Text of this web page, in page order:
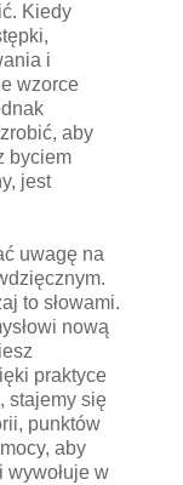
Kiedy
i
wzorce
aby
byciem
jest
uwagę na
to słowami.
nową
praktyce
stajemy się
punktów
aby
w